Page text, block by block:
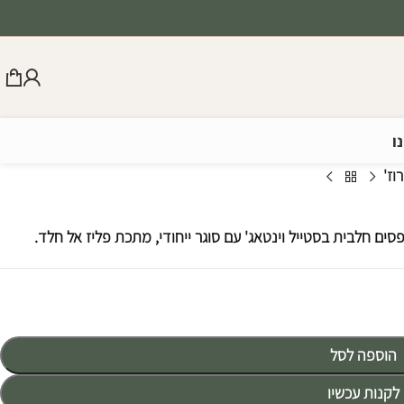
חלבית בסטייל וינטאג' עם סוגר ייחודי, מתכת פליז אל חלד.
הוספה לסל
לקנות עכשיו